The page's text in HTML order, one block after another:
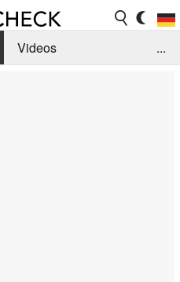
Videos
...